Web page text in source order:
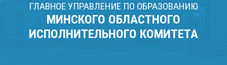
ГЛАВНОЕ УПРАВЛЕНИЕ ПО ОБРАЗОВАНИЮ
МИНСКОГО ОБЛАСТНОГО
ИСПОЛНИТЕЛЬНОГО КОМИТЕТА